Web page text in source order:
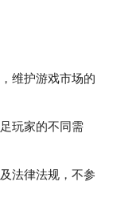
维护游戏市场的
玩家的不同需
法律法规，不参